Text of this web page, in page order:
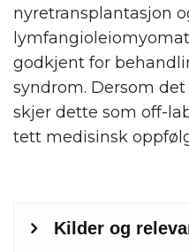
nyretransplantasjon
godkjent for
syndrom. Dersom
skjer dette som off-
tett medisinsk